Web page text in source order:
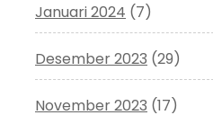
Januari 2024 (7)
Desember 2023 (29)
November 2023 (17)